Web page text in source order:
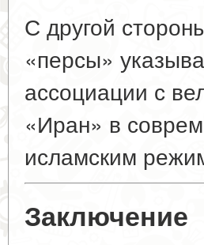
С другой
«персы»
ассоциации с
«Иран» в
исламским
Заключение